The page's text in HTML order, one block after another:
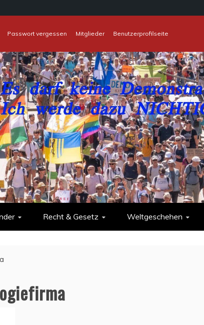
Passwort vergessen Mitglieder
Benutzerprofilseite
Recht & Gesetz Weltgeschehen